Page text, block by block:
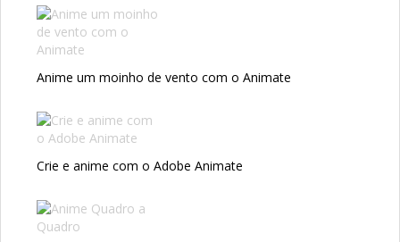
Anime um moinho de vento com o Animate
Crie e anime com o Adobe Animate